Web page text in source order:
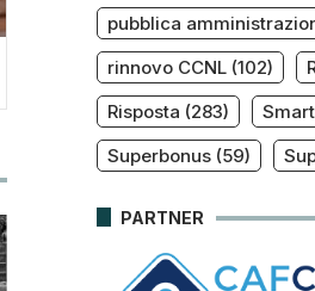
pubblica
rinnovo CCNL(102)
Risposta (283)
Superbonus(59)
PARTNER